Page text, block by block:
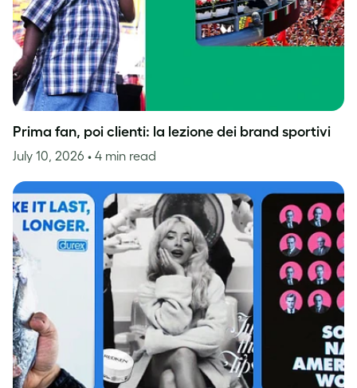
Prima fan, poi clienti: la lezione dei brand sportivi
July 10, 2026 • 4 min read